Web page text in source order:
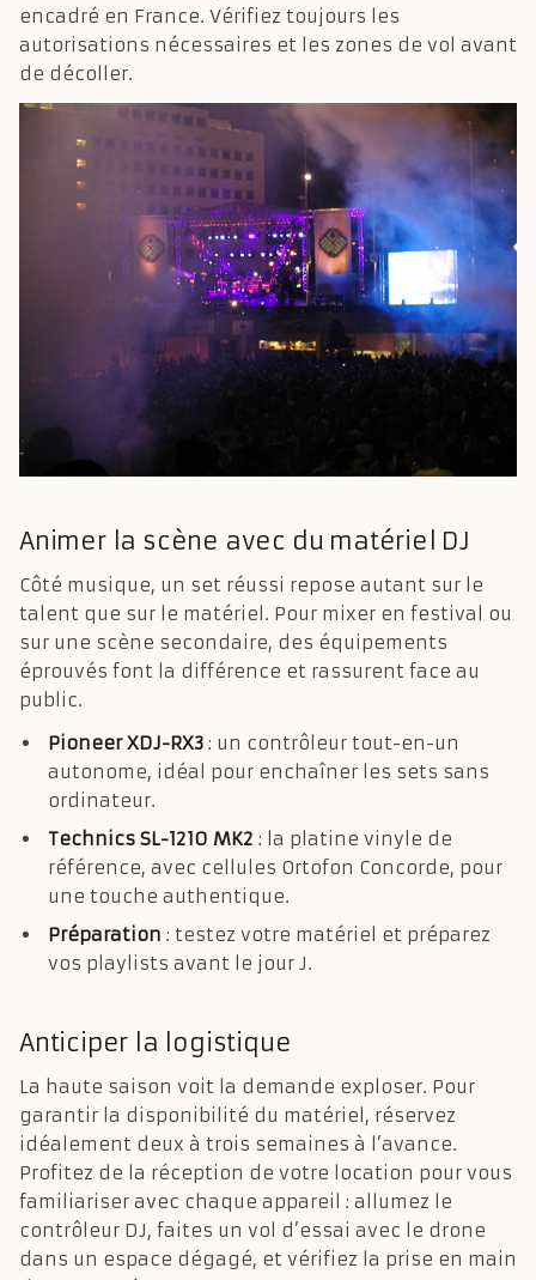
encadré en France. Vérifiez toujours les
autorisations nécessaires et les zones de vol avant
de décoller.
Animer la scène avec du matériel DJ
Côté musique, un set réussi repose autant sur le
talent que sur le matériel. Pour mixer en festival ou
sur une scène secondaire, des équipements
éprouvés font la différence et rassurent face au
public.
Pioneer XDJ-RX3 : un contrôleur tout-en-un
autonome, idéal pour enchaîner les sets sans
ordinateur.
Technics SL-1210 MK2 : la platine vinyle de
référence, avec cellules Ortofon Concorde, pour
une touche authentique.
Préparation : testez votre matériel et préparez
vos playlists avant le jour J.
Anticiper la logistique
La haute saison voit la demande exploser. Pour
garantir la disponibilité du matériel, réservez
idéalement deux à trois semaines à l’avance.
Profitez de la réception de votre location pour vous
familiariser avec chaque appareil : allumez le
contrôleur DJ, faites un vol d’essai avec le drone
dans un espace dégagé, et vérifiez la prise en main